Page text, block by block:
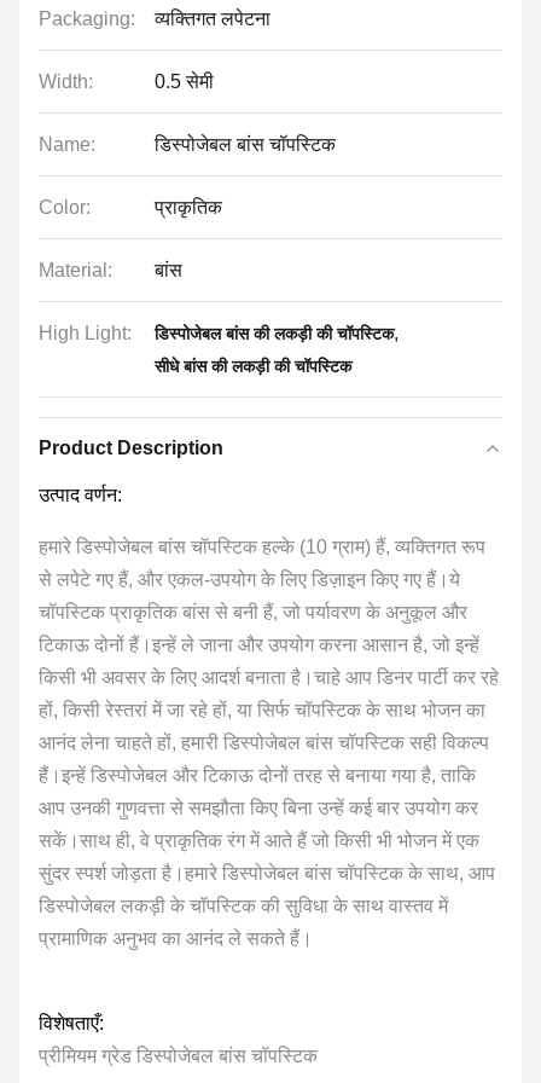
Packaging: व्यक्तिगत लपेटना
Width: 0.5 सेमी
Name: डिस्पोजेबल बांस चॉपस्टिक
Color: प्राकृतिक
Material: बांस
High Light: डिस्पोजेबल बांस की लकड़ी की चॉपस्टिक,
सीधे बांस की लकड़ी की चॉपस्टिक
Product Description
उत्पाद वर्णन:
हमारे डिस्पोजेबल बांस चॉपस्टिक हल्के (10 ग्राम) हैं, व्यक्तिगत रूप
से लपेटे गए हैं, और एकल-उपयोग के लिए डिज़ाइन किए गए हैं।ये
चॉपस्टिक प्राकृतिक बांस से बनी हैं, जो पर्यावरण के अनुकूल और
टिकाऊ दोनों हैं।इन्हें ले जाना और उपयोग करना आसान है, जो इन्हें
किसी भी अवसर के लिए आदर्श बनाता है।चाहे आप डिनर पार्टी कर रहे
हों, किसी रेस्तरां में जा रहे हों, या सिर्फ चॉपस्टिक के साथ भोजन का
आनंद लेना चाहते हों, हमारी डिस्पोजेबल बांस चॉपस्टिक सही विकल्प
हैं।इन्हें डिस्पोजेबल और टिकाऊ दोनों तरह से बनाया गया है, ताकि
आप उनकी गुणवत्ता से समझौता किए बिना उन्हें कई बार उपयोग कर
सकें।साथ ही, वे प्राकृतिक रंग में आते हैं जो किसी भी भोजन में एक
सुंदर स्पर्श जोड़ता है।हमारे डिस्पोजेबल बांस चॉपस्टिक के साथ, आप
डिस्पोजेबल लकड़ी के चॉपस्टिक की सुविधा के साथ वास्तव में
प्रामाणिक अनुभव का आनंद ले सकते हैं।
विशेषताएँ:
प्रीमियम ग्रेड डिस्पोजेबल बांस चॉपस्टिक